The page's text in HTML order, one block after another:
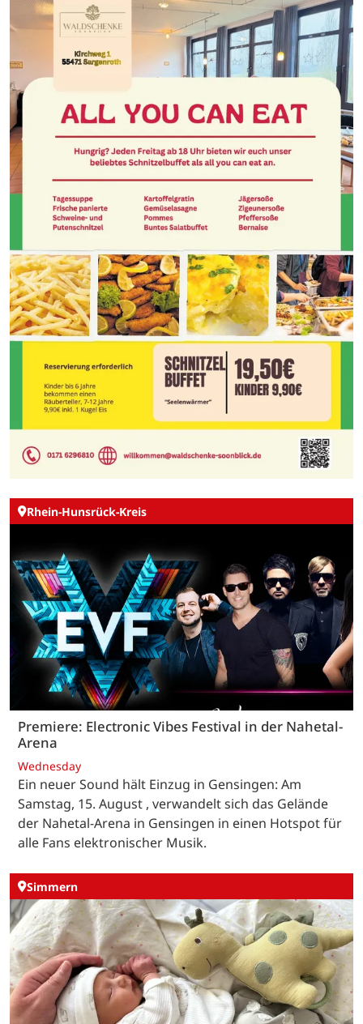
Rhein-Hunsrück-Kreis
Premiere: Electronic Vibes Festival in der Nahetal-
Arena
Wednesday
Ein neuer Sound hält Einzug in Gensingen: Am
Samstag, 15. August , verwandelt sich das Gelände
der Nahetal-Arena in Gensingen in einen Hotspot für
alle Fans elektronischer Musik.
Simmern